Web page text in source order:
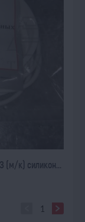
(м/к) силикон...